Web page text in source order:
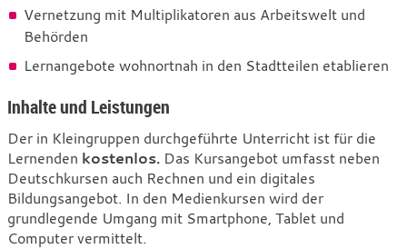
Vernetzung mit Multiplikatoren aus Arbeitswelt und
Behörden
Lernangebote wohnortnah in den Stadtteilen etablieren
Inhalte und Leistungen
Der in Kleingruppen durchgeführte Unterricht ist für die
Lernenden kostenlos. Das Kursangebot umfasst neben
Deutschkursen auch Rechnen und ein digitales
Bildungsangebot. In den Medienkursen wird der
grundlegende Umgang mit Smartphone, Tablet und
Computer vermittelt.